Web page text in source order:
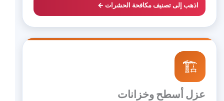
اذهب إلى تصنيف مكافحة الحشرات ←
🏗️
عزل أسطح وخزانات